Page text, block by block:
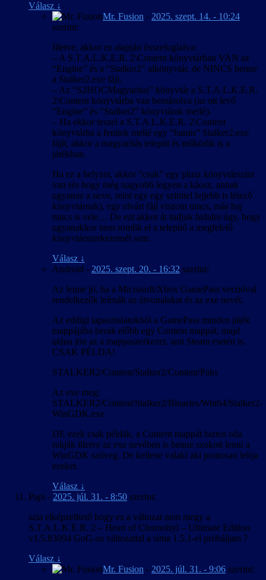
Válasz ↓
Mr. Fusion - 2025. szept. 14. - 10:24
szerint:
Illetve, akkor ez alapján összefoglalva:
– A S.T.A.L.K.E.R. 2\Content könyvtárban VAN az
“Engine” és a “Stalker2″ alkönyvtár, de NINCS benne
a Stalker2.exe fájl.
– Az “S2HOCMagyaritas” könyvtár a S.T.A.L.K.E.R.
2\Content könyvtárba van bemásolva (az ott levő
“Engine” és “Stalker2″ könyvtárak mellé).
– Ha ekkor teszel a S.T.A.L.K.E.R. 2\Content
könyvtárba a fentiek mellé egy “hamis” Stalker2.exe
fájlt, akkor a magyarítás települ és működik is a
játékban.
Ha ez a helyzet, akkor “csak” egy plusz könyvtárszint
van (és hogy még nagyobb legyen a káosz, annak
ugyanaz a neve, mint egy egy szinttel lejjebb is létező
könyvtárnak), egy elvárt fájl viszont nincs, más baj
nincs is vele… De ezt akkor át tudjuk hidalni úgy, hogy
ugyanakkor nem romlik el a telepítő a megfelelő
könyvtárszerkezetnél sem.
Válasz ↓
Android - 2025. szept. 20. - 16:32 szerint:
Az lenne jó, ha a Microsoft/Xbox GamePass verzióval
rendelkezők leírnák az útvonalakat és az exe nevét.
Az eddigi tapasztalatokból a GamePass minden játék
mappájába berak előbb egy Content mappát, majd
utána jön az a mappaszerkezet, ami Steam esetén is.
CSAK PÉLDA!
STALKER2/Content/Stalker2/Content/Paks
Az exe meg:
STALKER2/Content/Stalker2/Binaries/Win64/Stalker2-
WinGDK.exe
DE ezek csak példák, a Content mappát biztos oda
rakják illetve az exe nevében is benne szokott lenni a
WinGDK szöveg. De kellene valaki aki pontosan leírja
ezeket.
Válasz ↓
Papi - 2025. júl. 31. - 8:50 szerint:
szia elképzelhető hogy ez a változat nem megy a
S.T.A.L.K.E.R. 2 – Heart of Chornobyl – Ultimate Edition
v1.5.83094 GoG-os változattal a sima 1.5.1-el próbáljam ?
Válasz ↓
Mr. Fusion - 2025. júl. 31. - 9:06 szerint: